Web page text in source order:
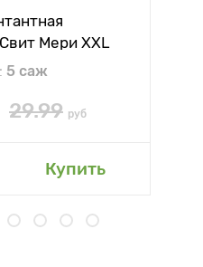
Мери XXL
5 саж
29.99 руб
Купить